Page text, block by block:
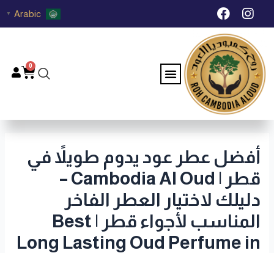
تخطي I
n
s
t
a
g
r
a
m
F
a
c
e
b
o
o
k
Arabic
▼
Menu
0
أفضل عطر عود يدوم طويلاً في
قطر | Cambodia Al Oud –
دليلك لاختيار العطر الفاخر
المناسب لأجواء قطر | Best
Long Lasting Oud Perfume in
Post
navigation